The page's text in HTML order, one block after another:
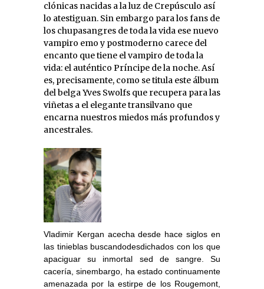
clónicas nacidas a la luz de Crepúsculo así
lo atestiguan. Sin embargo para los fans de
los chupasangres de toda la vida ese nuevo
vampiro emo y postmoderno carece del
encanto que tiene el vampiro de toda la
vida: el auténtico Príncipe de la noche. Así
es, precisamente, como se titula este álbum
del belga Yves Swolfs que recupera para las
viñetas a el elegante transilvano que
encarna nuestros miedos más profundos y
ancestrales.
Vladimir Kergan acecha desde hace siglos en
las tinieblas buscandodesdichados con los que
apaciguar su inmortal sed de sangre. Su
cacería, sinembargo, ha estado continuamente
amenazada por la estirpe de los Rougemont,